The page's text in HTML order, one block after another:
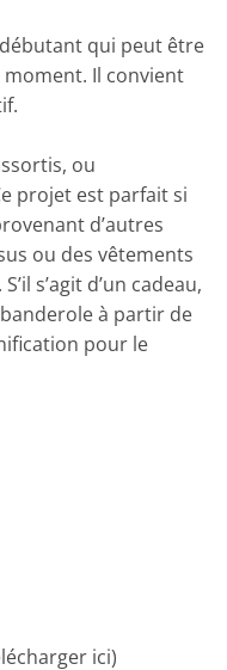
qui peut être
Il convient
ou
projet est parfait si
d’autres
ou des vêtements
s’agit d’un cadeau,
à partir de
pour le
ici)